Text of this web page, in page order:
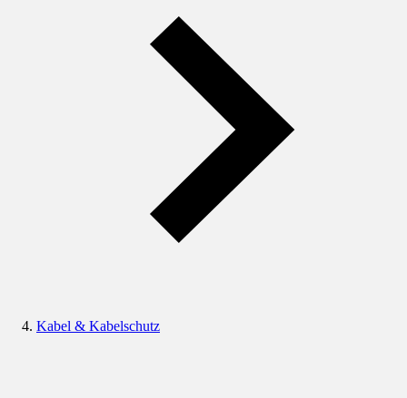
Kabel & Kabelschutz